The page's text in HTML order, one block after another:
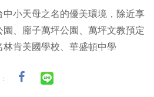
小天母之名的優美環境，除近享
、廍子萬坪公園、萬坪文教預定
林肯美國學校、華盛頓中學